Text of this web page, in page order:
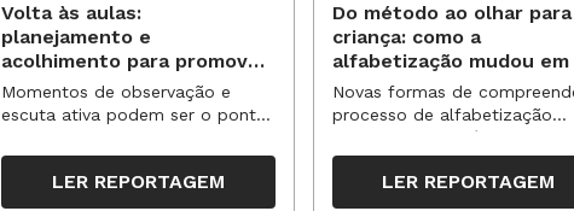
Volta às aulas:
planejamento e
acolhimento para promover
novas aprendizagens
Momentos de observação e
escuta ativa podem ser o ponto
tempos, espaços e propostas no
segundo semestre
LER REPORTAGEM
Do método ao olhar para
criança: como a
alfabetização mudou em
anos?
Novas formas de
processo de alfabetização
influenciaram políticas e
práticas, transformando o
da leitura e da escrita
LER REPORTAGEM